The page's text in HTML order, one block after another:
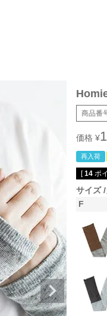
商品番
価格 ¥
再入荷
[ 14 ポ
サイズ
F